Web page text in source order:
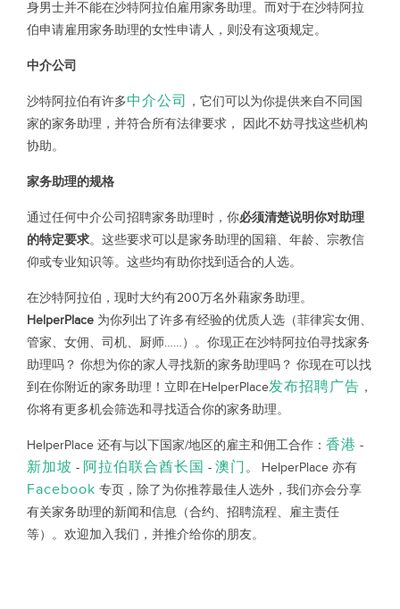
身男士并不能在沙特阿拉伯雇用家务助理。而对于在沙特阿拉
伯申请雇用家务助理的女性申请人，则没有这项规定。
中介公司
沙特阿拉伯有许多中介公司
，它们可以为你提供来自不同国
家的家务助理，并符合所有法律要求， 因此不妨寻找这些机构
协助。
家务助理的规格
通过任何中介公司招聘家务助理时，你必须清楚说明你对助理
的特定要求。这些要求可以是家务助理的国籍、年龄、宗教信
仰或专业知识等。这些均有助你找到适合的人选。
在沙特阿拉伯，现时大约有200万名外藉家务助理。
HelperPlace 为你列出了许多有经验的优质人选（菲律宾女佣、
管家、女佣、司机、厨师……）。你现正在沙特阿拉伯寻找家务
助理吗？ 你想为你的家人寻找新的家务助理吗？ 你现在可以找
到在你附近的家务助理！立即在HelperPlace发布招聘广告 ，
你将有更多机会筛选和寻找适合你的家务助理。
HelperPlace 还有与以下国家/地区的雇主和佣工合作： 香港 -
新加坡 - 阿拉伯联合酋长国 - 澳门 。 HelperPlace 亦有
Facebook 专页，除了为你推荐最佳人选外，我们亦会分享
有关家务助理的新闻和信息（合约、招聘流程、雇主责任
等）。欢迎加入我们，并推介给你的朋友。